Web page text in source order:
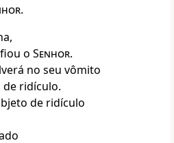
.
o Senhor.
no seu vômito
ridículo.
de ridículo